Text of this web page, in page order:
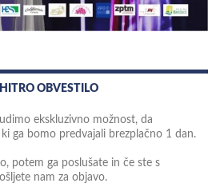
OBVESTILO
ekskluzivno možnost, da
ga bomo predvajali brezplačno 1 dan.
potem ga poslušate in če ste s
nam za objavo.